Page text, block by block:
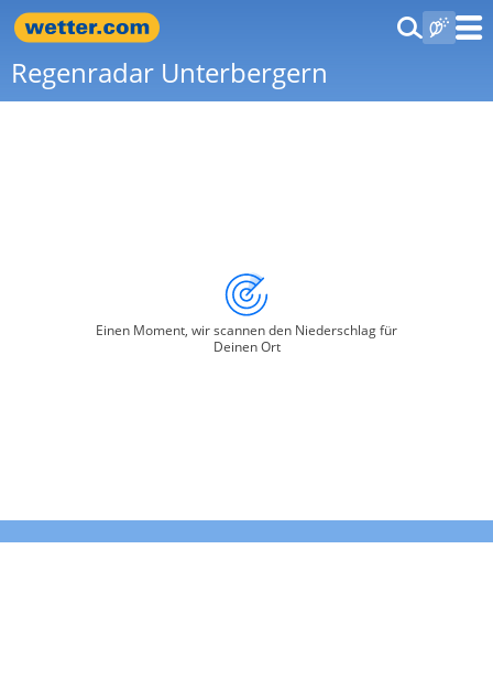
Regenradar Unterbergern
Einen Moment, wir scannen den Niederschlag für
Deinen Ort